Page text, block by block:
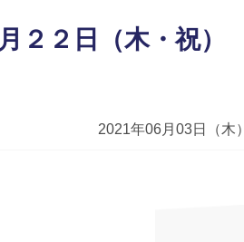
２日（木・祝）
2021年06月03日（木）